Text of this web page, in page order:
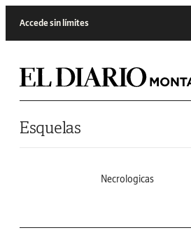
Accede sin límites
Esquelas
Necrologicas